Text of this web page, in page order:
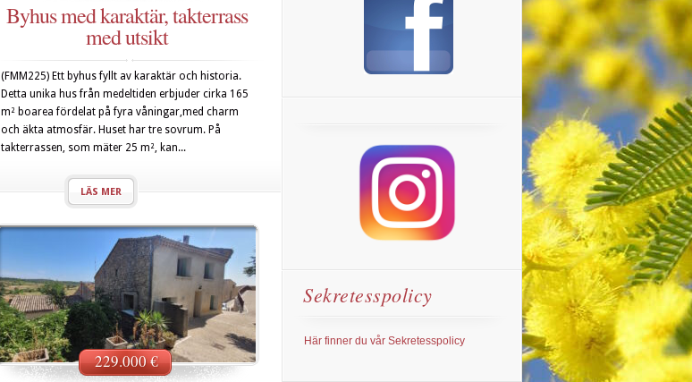
Byhus med karaktär, takterrass
med utsikt
(FMM225) Ett byhus fyllt av karaktär och historia.
Detta unika hus från medeltiden erbjuder cirka 165
m² boarea fördelat på fyra våningar,med charm
och äkta atmosfär. Huset har tre sovrum. På
takterrassen, som mäter 25 m², kan...
LÄS MER
229.000 €
Sekretesspolicy
Här finner du vår Sekretesspolicy